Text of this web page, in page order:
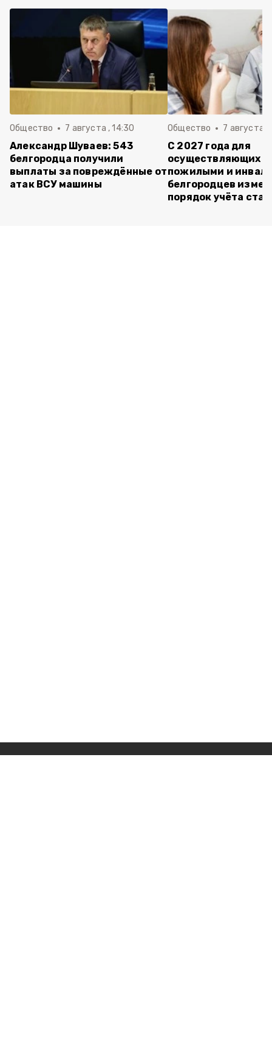
Общество 7 августа , 14:30
Александр Шуваев: 543
белгородца получили
выплаты за повреждённые от
атак ВСУ машины
Общество 7 августа ,
С 2027 года для
осуществляющих
пожилыми и
белгородцев
порядок учёта ста